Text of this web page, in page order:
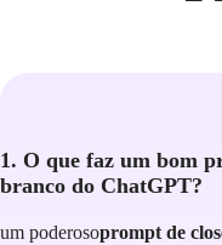
1. O que faz um bom
branco do ChatGPT?
um poderosoprompt de